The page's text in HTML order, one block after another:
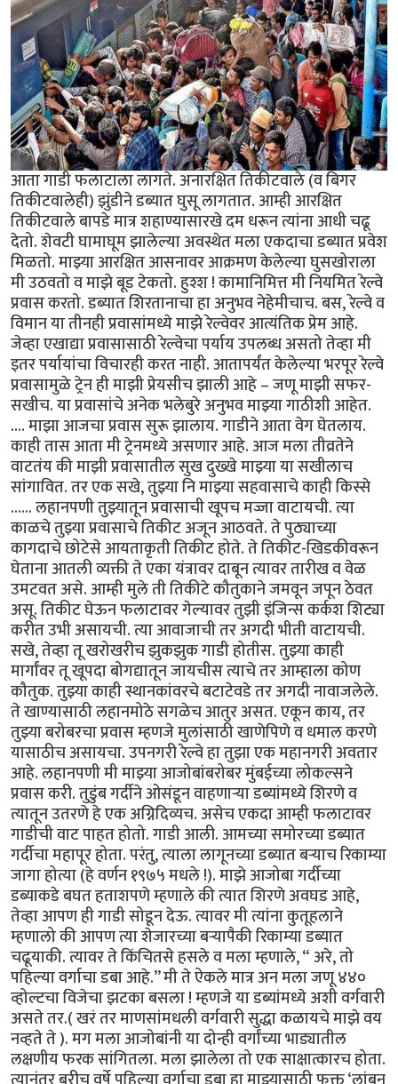
आता गाडी फलाटाला लागते. अनारक्षित तिकीटवाले (व बिगर
तिकीटवालेही) झुंडीने डब्यात घुसू लागतात. आम्ही आरक्षित
तिकीटवाले बापडे मात्र शहाण्यासारखे दम धरून त्यांना आधी चढू
देतो. शेवटी घामाघूम झालेल्या अवस्थेत मला एकदाचा डब्यात प्रवेश
मिळतो. माझ्या आरक्षित आसनावर आक्रमण केलेल्या घुसखोराला
मी उठवतो व माझे बूड टेकतो. हुश्श ! कामानिमित्त मी नियमित रेल्वे
प्रवास करतो. डब्यात शिरतानाचा हा अनुभव नेहेमीचाच. बस, रेल्वे व
विमान या तीनही प्रवासांमध्ये माझे रेल्वेवर आत्यंतिक प्रेम आहे.
जेव्हा एखाद्या प्रवासासाठी रेल्वेचा पर्याय उपलब्ध असतो तेव्हा मी
इतर पर्यायांचा विचारही करत नाही. आतापर्यंत केलेल्या भरपूर रेल्वे
प्रवासामुळे ट्रेन ही माझी प्रेयसीच झाली आहे – जणू माझी सफर-
सखीच. या प्रवासांचे अनेक भलेबुरे अनुभव माझ्या गाठीशी आहेत.
.... माझा आजचा प्रवास सुरू झालाय. गाडीने आता वेग घेतलाय.
काही तास आता मी ट्रेनमध्ये असणार आहे. आज मला तीव्रतेने
वाटतंय की माझी प्रवासातील सुख दुख्खे माझ्या या सखीलाच
सांगावित. तर एक सखे, तुझ्या नि माझ्या सहवासाचे काही किस्से
...... लहानपणी तुझ्यातून प्रवासाची खूपच मज्जा वाटायची. त्या
काळचे तुझ्या प्रवासाचे तिकीट अजून आठवते. ते पुठ्याच्या
कागदाचे छोटेसे आयताकृती तिकीट होते. ते तिकीट-खिडकीवरून
घेताना आतली व्यक्ती ते एका यंत्रावर दाबून त्यावर तारीख व वेळ
उमटवत असे. आम्ही मुले ती तिकीटे कौतुकाने जमवून जपून ठेवत
असू. तिकीट घेऊन फलाटावर गेल्यावर तुझी इंजिन्स कर्कश शिट्या
करीत उभी असायची. त्या आवाजाची तर अगदी भीती वाटायची.
सखे, तेव्हा तू खरोखरीच झुकझुक गाडी होतीस. तुझ्या काही
मार्गांवर तू खूपदा बोगद्यातून जायचीस त्याचे तर आम्हाला कोण
कौतुक. तुझ्या काही स्थानकांवरचे बटाटेवडे तर अगदी नावाजलेले.
ते खाण्यासाठी लहानमोठे सगळेच आतुर असत. एकून काय, तर
तुझ्या बरोबरचा प्रवास म्हणजे मुलांसाठी खाणेपिणे व धमाल करणे
यासाठीच असायचा. उपनगरी रेल्वे हा तुझा एक महानगरी अवतार
आहे. लहानपणी मी माझ्या आजोबांबरोबर मुंबईच्या लोकल्सने
प्रवास करी. तुडुंब गर्दीने ओसंडून वाहणाऱ्या डब्यांमध्ये शिरणे व
त्यातून उतरणे हे एक अग्निदिव्यच. असेच एकदा आम्ही फलाटावर
गाडीची वाट पाहत होतो. गाडी आली. आमच्या समोरच्या डब्यात
गर्दीचा महापूर होता. परंतु, त्याला लागूनच्या डब्यात बऱ्याच रिकाम्या
जागा होत्या (हे वर्णन १९७५ मधले !). माझे आजोबा गर्दीच्या
डब्याकडे बघत हताशपणे म्हणाले की त्यात शिरणे अवघड आहे,
तेव्हा आपण ही गाडी सोडून देऊ. त्यावर मी त्यांना कुतूहलाने
म्हणालो की आपण त्या शेजारच्या बऱ्यापैकी रिकाम्या डब्यात
चढूयाकी. त्यावर ते किंचितसे हसले व मला म्हणाले, “ अरे, तो
पहिल्या वर्गाचा डबा आहे.’’ मी ते ऐकले मात्र अन मला जणू ४४०
व्होल्टचा विजेचा झटका बसला ! म्हणजे या डब्यांमध्ये अशी वर्गवारी
असते तर.( खरं तर माणसांमधली वर्गवारी सुद्धा कळायचे माझे वय
नव्हते ते ). मग मला आजोबांनी या दोन्ही वर्गांच्या भाड्यातील
लक्षणीय फरक सांगितला. मला झालेला तो एक साक्षात्कारच होता.